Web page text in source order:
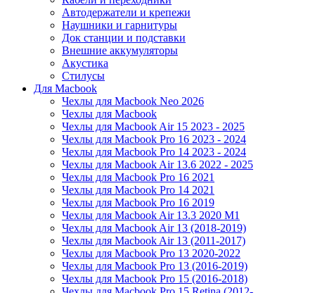
Автодержатели и крепежи
Наушники и гарнитуры
Док станции и подставки
Внешние аккумуляторы
Акустика
Стилусы
Для Macbook
Чехлы для Macbook Neo 2026
Чехлы для Macbook
Чехлы для Macbook Air 15 2023 - 2025
Чехлы для Macbook Pro 16 2023 - 2024
Чехлы для Macbook Pro 14 2023 - 2024
Чехлы для Macbook Air 13.6 2022 - 2025
Чехлы для Macbook Pro 16 2021
Чехлы для Macbook Pro 14 2021
Чехлы для Macbook Pro 16 2019
Чехлы для Macbook Air 13.3 2020 M1
Чехлы для Macbook Air 13 (2018-2019)
Чехлы для Macbook Air 13 (2011-2017)
Чехлы для Macbook Pro 13 2020-2022
Чехлы для Macbook Pro 13 (2016-2019)
Чехлы для Macbook Pro 15 (2016-2018)